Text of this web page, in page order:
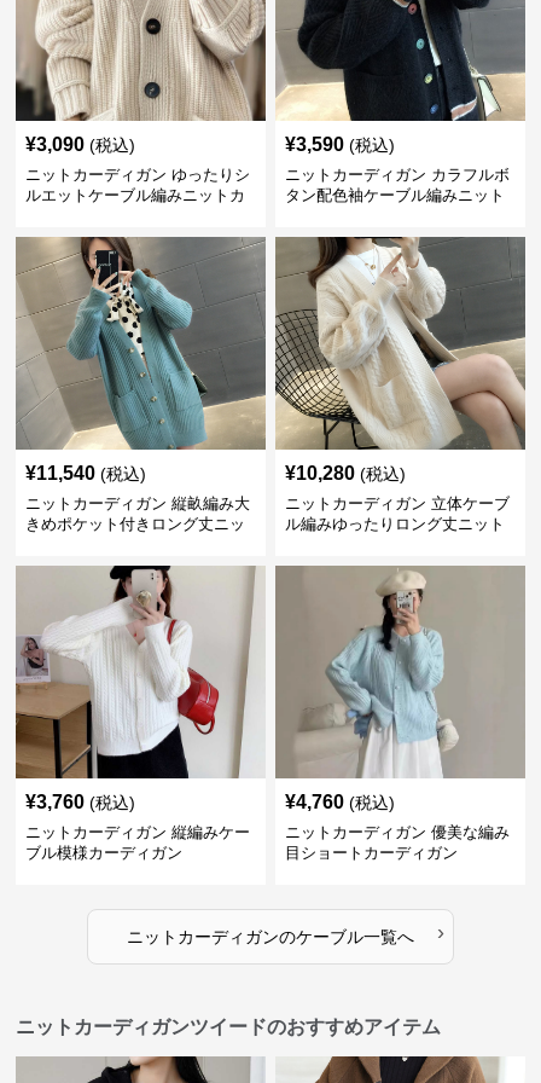
¥3,090 (税込)
ニットカーディガン ゆったりシ
ルエットケーブル編みニットカ
¥3,590 (税込)
ニットカーディガン カラフルボ
タン配色袖ケーブル編みニット
¥11,540 (税込)
ニットカーディガン 縦畝編み大
きめポケット付きロング丈ニッ
¥10,280 (税込)
ニットカーディガン 立体ケーブ
ル編みゆったりロング丈ニット
¥3,760 (税込)
ニットカーディガン 縦編みケー
ブル模様カーディガン
¥4,760 (税込)
ニットカーディガン 優美な編み
目ショートカーディガン
ニットカーディガンのケーブル一覧へ ›
ニットカーディガンツイードのおすすめアイテム